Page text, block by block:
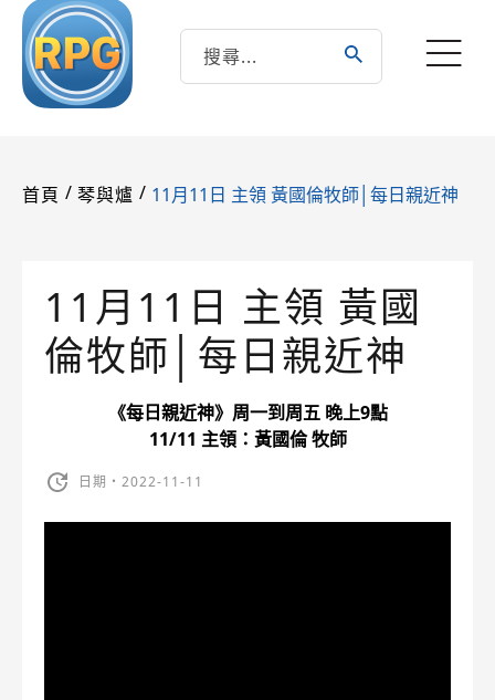
首頁 / 琴與爐 / 11月11日 主領 黃國倫牧師│每日親近神
11月11日 主領 黃國
倫牧師│每日親近神
《每日親近神》周一到周五 晚上9點
11/11 主領：黃國倫 牧師
日期・2022-11-11